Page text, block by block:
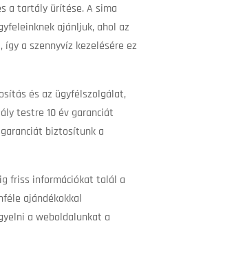
a tartály ürítése. A sima
ajánljuk, ahol az
a szennyvíz kezelésére ez
és az ügyfélszolgálat,
testre 10 év garanciát
biztosítunk a
friss információkat talál a
ajándékokkal
a weboldalunkat a